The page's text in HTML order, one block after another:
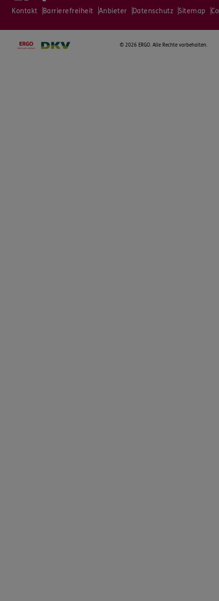
Kontakt Barrierefreiheit Anbieter Datenschutz Sitemap
© 2026 ERGO. Alle Rechte vorbehalten.